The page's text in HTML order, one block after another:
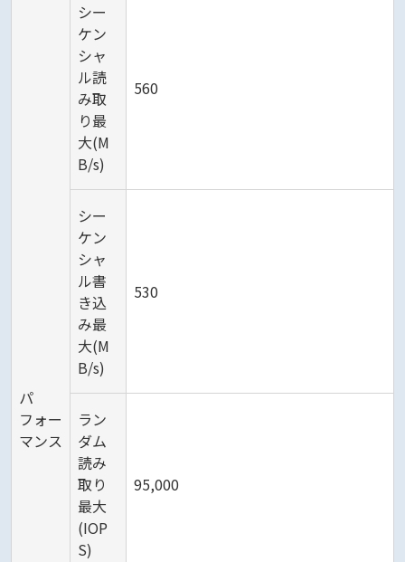
パ
フォー
マンス
シー
ケン
シャ
ル読
み取
り最
大(M
B/s)
560
シー
ケン
シャ
ル書
き込
み最
大(M
B/s)
530
ラン
ダム
読み
取り
最大
(IOP
S)
95,000